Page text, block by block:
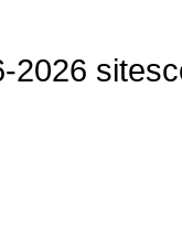
2026